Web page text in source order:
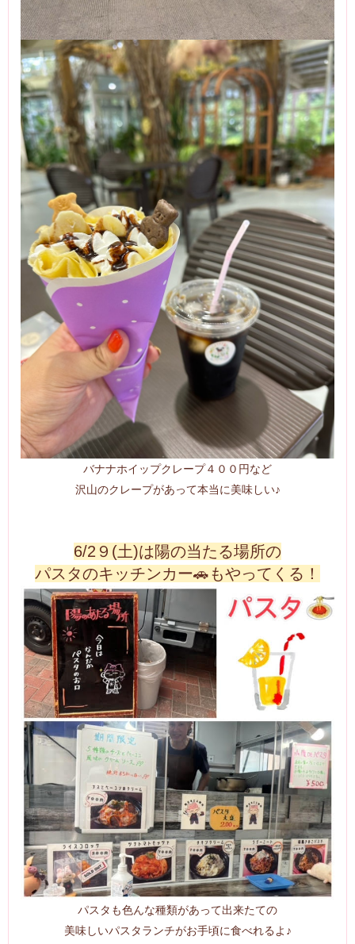
バナナホイップクレープ４００円など
沢山のクレープがあって本当に美味しい♪
6/2９(土)は陽の当たる場所の
パスタのキッチンカー🚗もやってくる！
パスタも色んな種類があって出来たての
美味しいパスタランチがお手頃に食べれるよ♪